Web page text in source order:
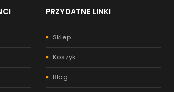
PRZYDATNE LINKI
Sklep
Koszyk
Blog